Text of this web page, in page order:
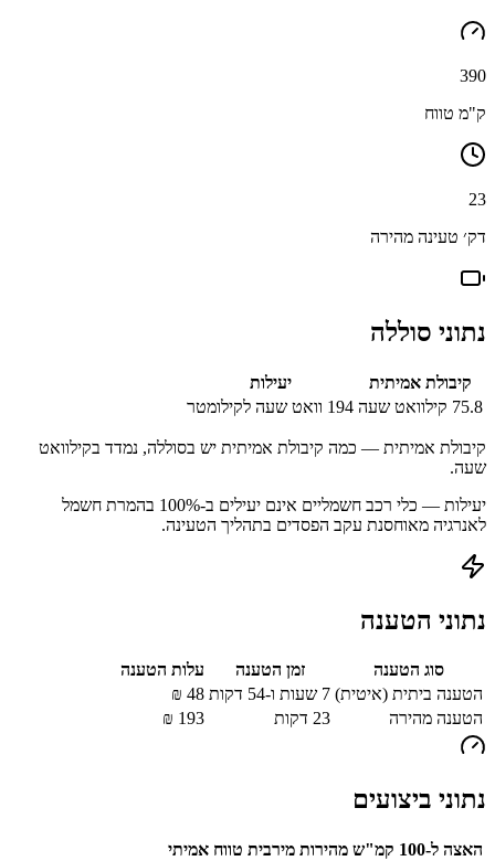
390
ק"מ טווח
23
דק׳ טעינה מהירה
נתוני סוללה
קיבולת אמיתית
יעילות
75.8 קילוואט שעה 194 וואט שעה לקילומטר
קיבולת אמיתית — כמה קיבולת אמיתית יש בסוללה, נמדד בקילוואט
שעה.
יעילות — כלי רכב חשמליים אינם יעילים ב-100% בהמרת חשמל
לאנרגיה מאוחסנת עקב הפסדים בתהליך הטעינה.
נתוני הטענה
סוג הטענה זמן הטענה
עלות הטענה
הטענה ביתית (איטית) 7 שעות ו-54 דקות 48
₪
הטענה מהירה
23 דקות 193
₪
נתוני ביצועים
האצה ל-100 קמ"ש מהירות מירבית טווח אמיתי